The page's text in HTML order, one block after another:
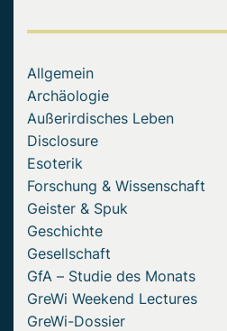
Allgemein
Archäologie
Außerirdisches Leben
Disclosure
Esoterik
Forschung & Wissenschaft
Geister & Spuk
Geschichte
Gesellschaft
GfA – Studie des Monats
GreWi Weekend Lectures
GreWi-Dossier